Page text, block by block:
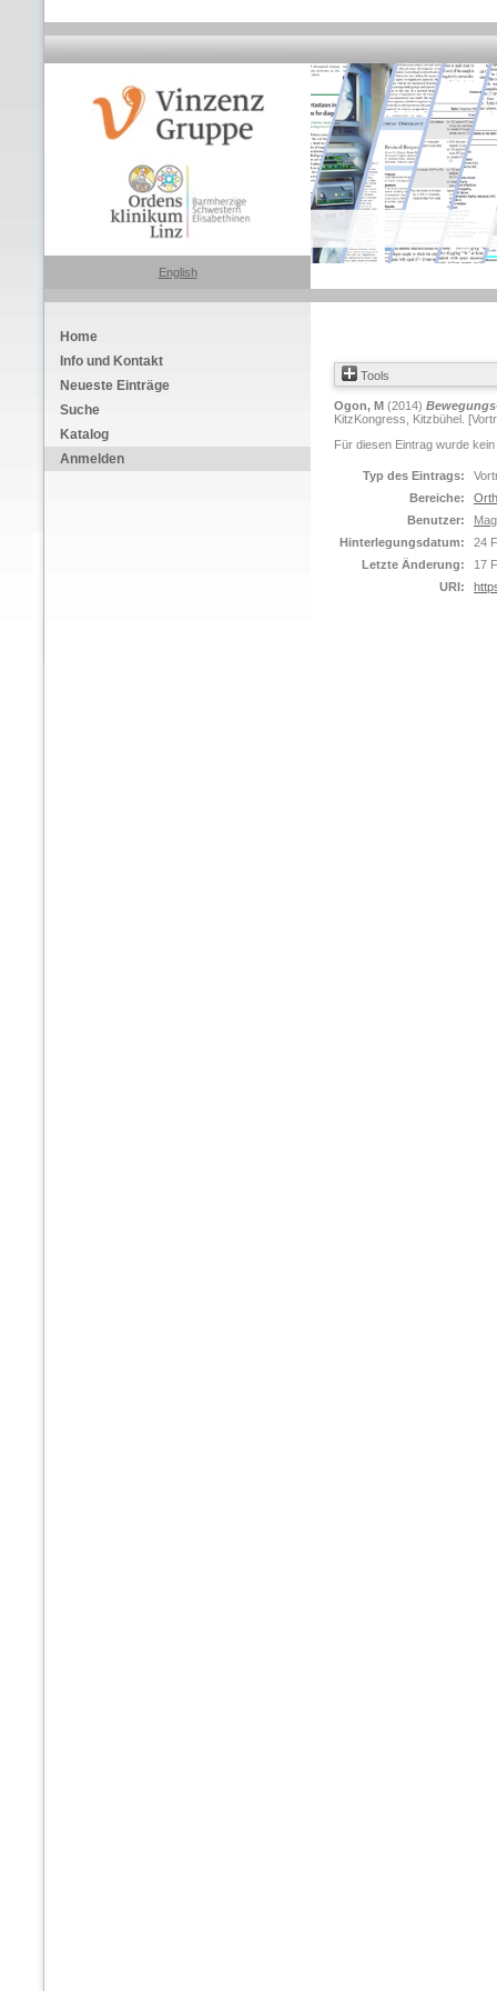
English
Home
Info und Kontakt
Neueste Einträge
Suche
Katalog
Anmelden
Tools
Ogon, M (2014)
KitzKongress, Kitzbühel.
Für diesen Eintrag wurde
Typ des Eintrags:
Bereiche:
Benutzer:
Hinterlegungsdatum:
24
Letzte Änderung:
17
URI: